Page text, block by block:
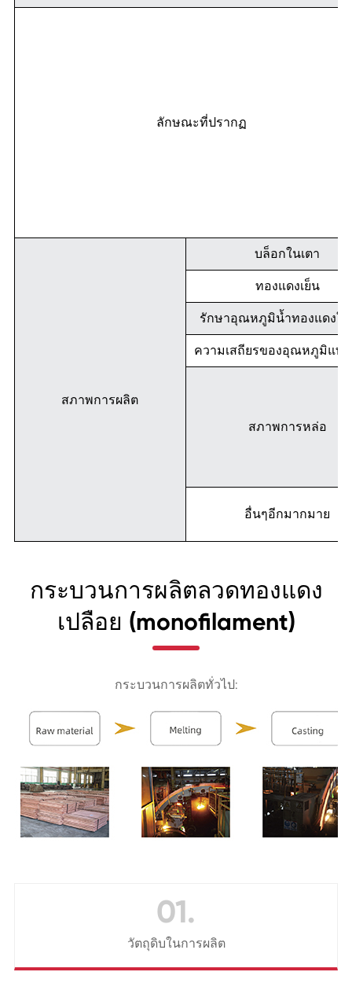
ลักษณะที่ปรากฏ
สภาพการผลิต
บล็อกในเตา
ทองแดงเย็น
รักษาอุณหภูมิน้ำทองแดงใ
ความเสถียรของอุณหภูมิแท่
สภาพการหล่อ
อื่นๆอีกมากมาย
กระบวนการผลิตลวดทองแดง
เปลือย (monofilament)
กระบวนการผลิตทั่วไป:
01.
วัตถุดิบในการผลิต